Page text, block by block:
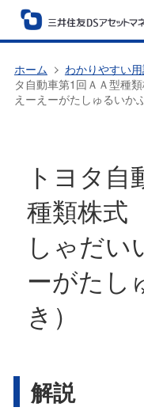
ホーム わかりやすい
タ自動車第1回ＡＡ型種
えーえーがたしゅるいか
トヨタ自
種類株式
しゃだい
ーがたし
き）
解説